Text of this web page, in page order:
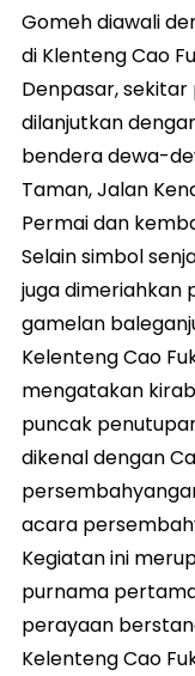
Gomeh diawali
di Klenteng Cao
Denpasar, sekitar
dilanjutkan
bendera dewa-
Taman, Jalan
Permai dan
Selain simbol
juga dimeriahkan
gamelan
Kelenteng Cao
mengatakan
puncak
dikenal dengan
acara
Kegiatan ini
purnama
perayaan
Kelenteng Cao